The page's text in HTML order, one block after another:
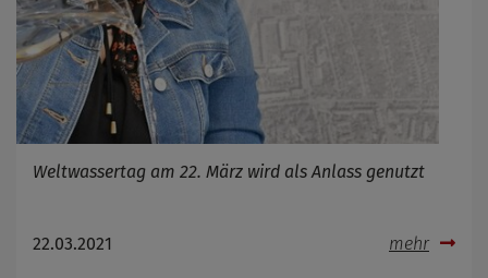
Weltwassertag am 22. März wird als Anlass genutzt
22.03.2021 mehr